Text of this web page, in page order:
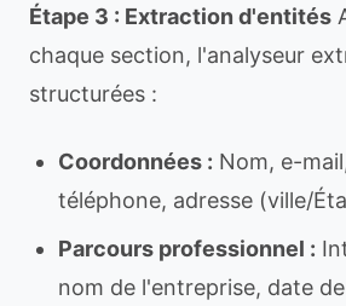
Étape 3 : Extraction d'entités
chaque section, l'analyseur
structurées :
Coordonnées : Nom, e-
téléphone, adresse (ville/
Parcours professionnel :
nom de l'entreprise, date